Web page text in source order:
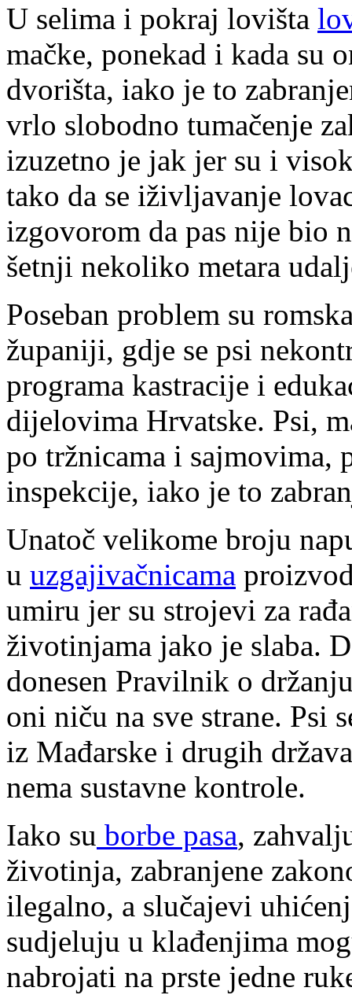
U selima i pokraj lovišta
mačke, ponekad i kada su
dvorišta, iako je to
vrlo slobodno tumačenje
izuzetno je jak jer su i
tako da se iživljavanje
izgovorom da pas nije bio
šetnji nekoliko metara
Poseban problem su
županiji, gdje se psi
programa kastracije i
dijelovima Hrvatske. Psi,
po tržnicama i sajmovima,
inspekcije, iako je to
Unatoč velikome broju
u uzgajivačnicama
umiru jer su strojevi za
životinjama jako je slaba.
donesen Pravilnik o
oni niču na sve strane. Psi
iz Mađarske i drugih
nema sustavne kontrole.
Iako su borbe pasa,
životinja, zabranjene
ilegalno, a slučajevi
sudjeluju u klađenjima
nabrojati na prste jedne